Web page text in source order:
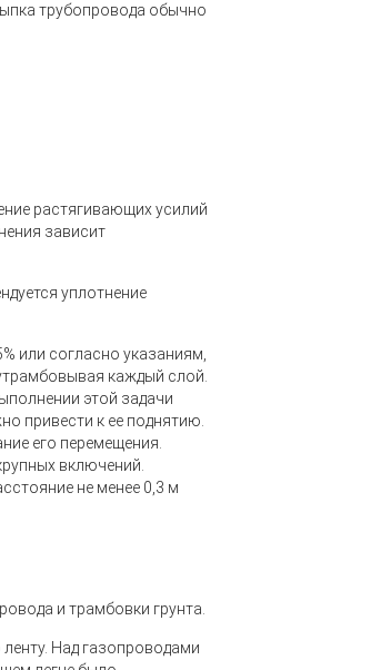
трубопровода обычно
растягивающих усилий
зависит
уплотнение
или согласно указаниям,
каждый слой.
этой задачи
привести к ее поднятию.
его перемещения.
включений.
не менее 0,3 м
и трамбовки грунта.
Над газопроводами